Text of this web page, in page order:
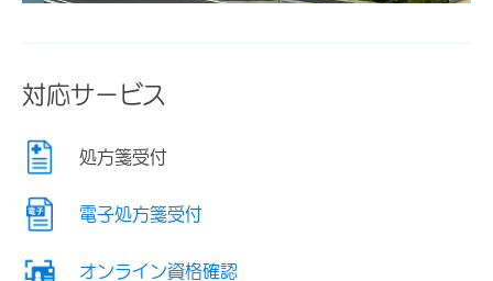
対応サービス
処方箋受付
電子処方箋受付
オンライン資格確認